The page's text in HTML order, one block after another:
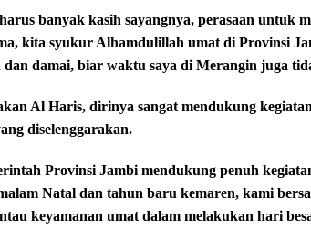
banyak kasih sayangnya, perasaan untuk
kita syukur Alhamdulillah umat di Provinsi
damai, biar waktu saya di Merangin juga
Al Haris, dirinya sangat mendukung
diselenggarakan.
Provinsi Jambi mendukung penuh
Natal dan tahun baru kemaren, kami
keyamanan umat dalam melakukan hari